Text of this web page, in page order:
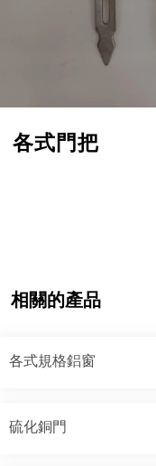
各式門把
相關的產品
各式規格鋁窗
硫化銅門